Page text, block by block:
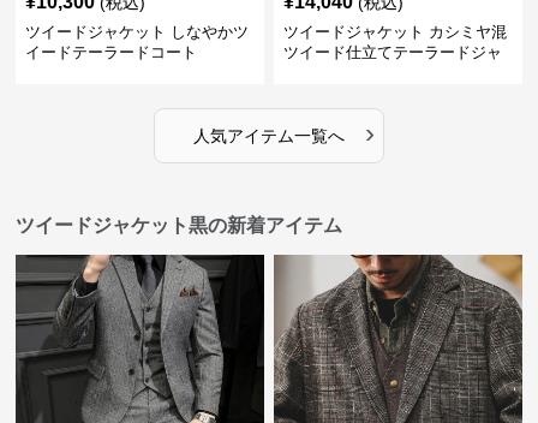
ツイードジャケット しなやかツ
イードテーラードコート
ツイードジャケット カシミヤ混
ツイード仕立てテーラードジャ
人気アイテム一覧へ ›
ツイードジャケット黒の新着アイテム